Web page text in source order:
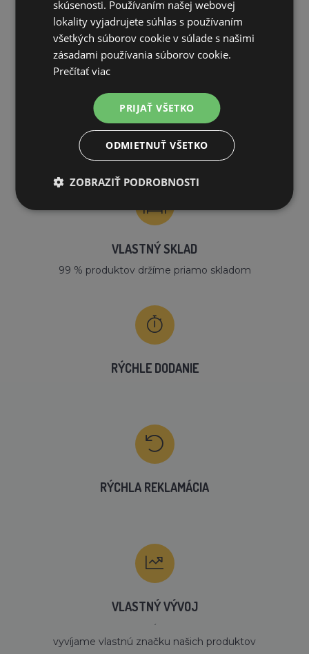
PREČO NAKUPOVAŤ U NÁS?
DOPRAVA ZDARMA
na všetky objednávky od 200€ vrátane DPH.
VLASTNÝ SKLAD
99 % produktov držíme priamo skladom
RÝCHLE DODANIE
RÝCHLA REKLAMÁCIA
VLASTNÝ VÝVOJ
´
vyvíjame vlastnú značku našich produktov
skúsenosti. Používaním našej webovej
lokality vyjadrujete súhlas s používaním
všetkých súborov cookie v súlade s našimi
zásadami používania súborov cookie.
Prečítať viac
PRIJAŤ VŠETKO
ODMIETNUŤ VŠETKO
ZOBRAZIŤ PODROBNOSTI